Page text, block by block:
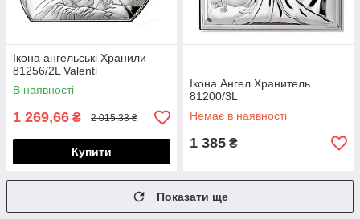
Ікона ангельські Хранили
81256/2L Valenti
В наявності
1 269,66 ₴ 2 015,33 ₴
Купити
Ікона Ангел Хранитель
81200/3L
Немає в наявності
1 385 ₴
Показати ще